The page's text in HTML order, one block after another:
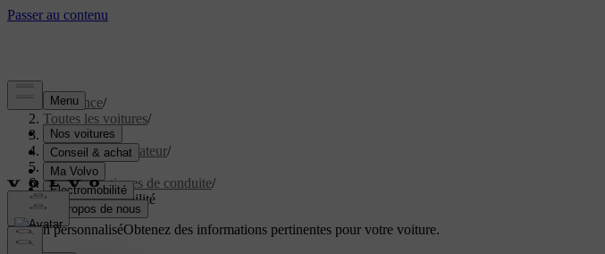
Assistance/
Toutes les voitures/
EX60 2027/
Manuel de l'utilisateur/
Conduite/
Caractéristiques de conduite/
Contrôle de stabilité
Soutien personnaliséObtenez des informations pertinentes pour votre voiture.